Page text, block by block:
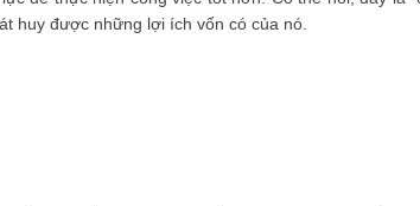
huy được những lợi ích vốn có của nó.